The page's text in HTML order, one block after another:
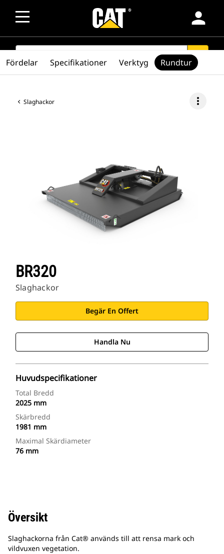
person
SEARCH search
Slaghackor more_vert
BR320
Slaghackor
Begär En Offert
Handla Nu
Huvudspecifikationer
Total Bredd
2025 mm
Skärbredd
1981 mm
Maximal Skärdiameter
76 mm
Fördelar Specifikationer Verktyg Rundtur
Översikt
Slaghackorna från Cat® används till att rensa mark och
vildvuxen vegetation.